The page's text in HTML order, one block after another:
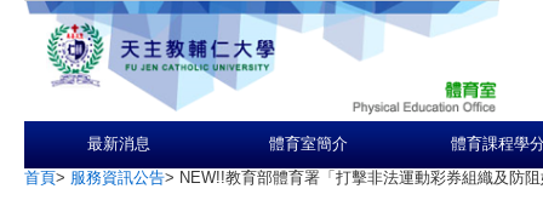
最新消息 體育室簡介 體育課程學
首頁> 服務資訊公告> NEW!!教育部體育署「打擊非法運動彩券組織及防